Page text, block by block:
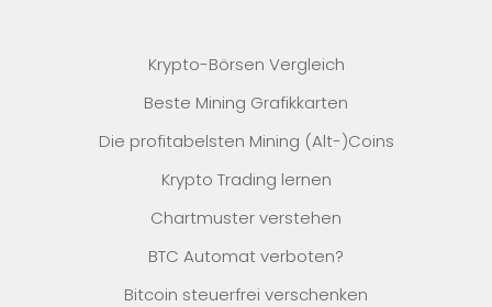
Krypto-Börsen Vergleich
Beste Mining Grafikkarten
Die profitabelsten Mining (Alt-)Coins
Krypto Trading lernen
Chartmuster verstehen
BTC Automat verboten?
Bitcoin steuerfrei verschenken